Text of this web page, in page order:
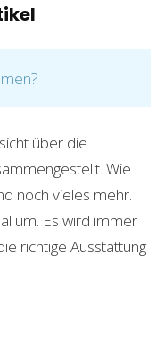
über die
Wie
noch vieles mehr.
um. Es wird immer
richtige Ausstattung